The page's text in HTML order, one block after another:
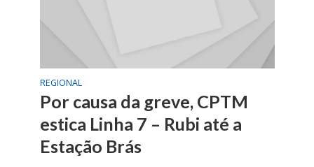
REGIONAL
Por causa da greve, CPTM
estica Linha 7 – Rubi até a
Estação Brás